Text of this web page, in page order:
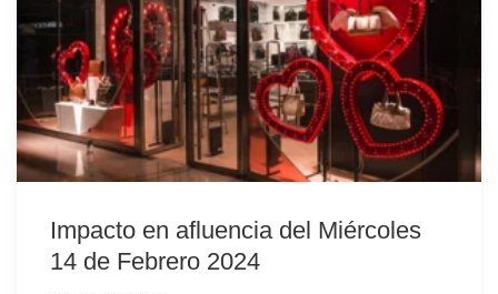
Impacto en afluencia del Miércoles
14 de Febrero 2024